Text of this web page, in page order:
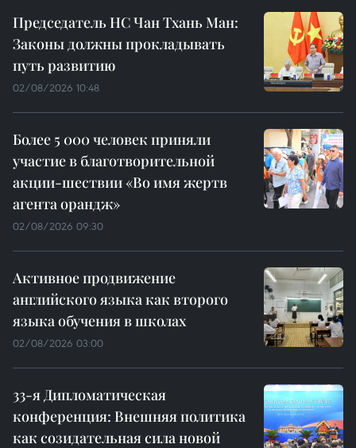
Председатель НС Чан Тхань Ман:
Законы должны прокладывать
путь развитию
02/08/2026 10:48
Более 5 000 человек приняли
участие в благотворительной
акции-шествии «Во имя жертв
агента орандж»
02/08/2026 09:30
Активное продвижение
английского языка как второго
языка обучения в школах
02/08/2026 03:00
33-я Дипломатическая
конференция: Внешняя политика
как созидательная сила новой